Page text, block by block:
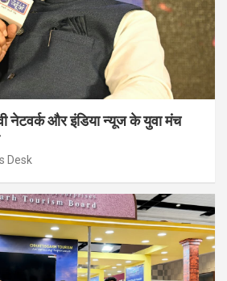
नेटवर्क और इंडिया न्यूज के युवा मंच
Desk